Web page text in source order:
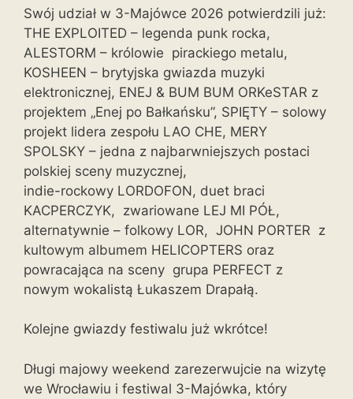
Swój udział w 3-Majówce 2026 potwierdzili już:
THE EXPLOITED – legenda punk rocka,
ALESTORM – królowie pirackiego metalu,
KOSHEEN – brytyjska gwiazda muzyki
elektronicznej, ENEJ & BUM BUM ORKeSTAR z
projektem „Enej po Bałkańsku”, SPIĘTY – solowy
projekt lidera zespołu LAO CHE, MERY
SPOLSKY – jedna z najbarwniejszych postaci
polskiej sceny muzycznej,
indie-rockowy LORDOFON, duet braci
KACPERCZYK, zwariowane LEJ MI PÓŁ,
alternatywnie – folkowy LOR, JOHN PORTER z
kultowym albumem HELICOPTERS oraz
powracająca na sceny grupa PERFECT z
nowym wokalistą Łukaszem Drapałą.
Kolejne gwiazdy festiwalu już wkrótce!
Długi majowy weekend zarezerwujcie na wizytę
we Wrocławiu i festiwal 3-Majówka, który